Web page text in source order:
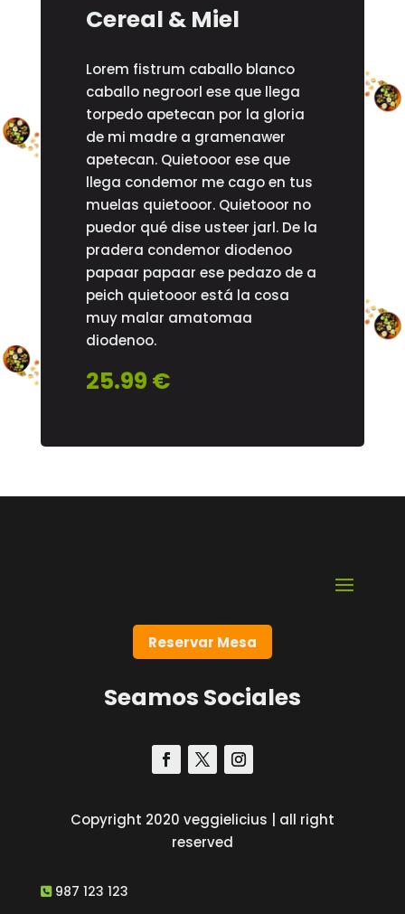
Cereal & Miel
Lorem fistrum caballo blanco
caballo negroorl ese que llega
torpedo apetecan por la gloria
de mi madre a gramenawer
apetecan. Quietooor ese que
llega condemor me cago en tus
muelas quietooor. Quietooor no
puedor qué dise usteer jarl. De la
pradera condemor diodenoo
papaar papaar ese pedazo de a
peich quietooor está la cosa
muy malar amatomaa
diodenoo.
25.99 €
Reservar Mesa
Seamos Sociales
Copyright 2020 veggielicius | all right
reserved
987 123 123